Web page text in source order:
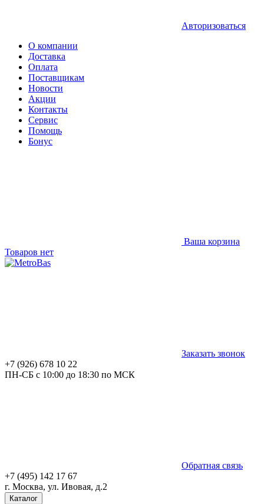
Авторизоваться
О компании
Доставка
Оплата
Поставщикам
Новости
Акции
Контакты
Сервис
Помощь
Бонус
Ваша корзина
Товаров нет
Заказать звонок
+7 (926) 678 10 22
ПН-СБ с 10:00 до 18:30 по МСК
Обратная связь
+7 (495) 142 17 67
г. Москва, ул. Ивовая, д.2
Каталог